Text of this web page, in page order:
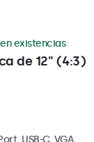
de 12" (4:3)
existencias
USB-C, VGA